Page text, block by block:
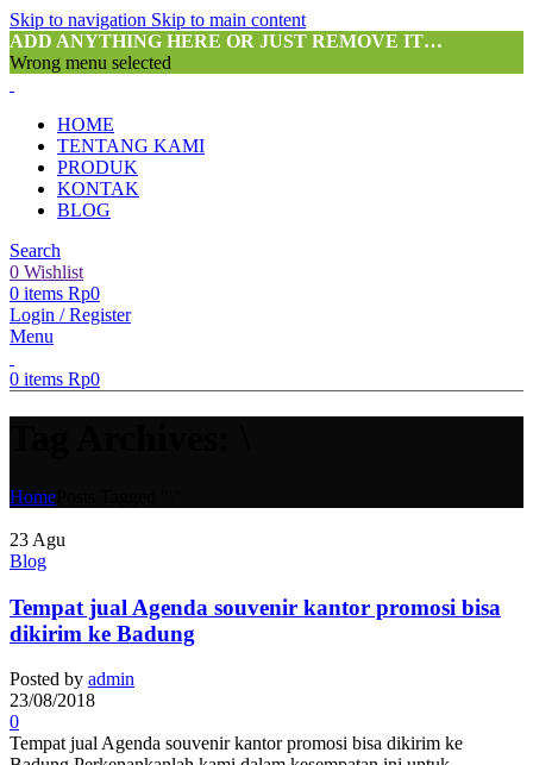
Skip to navigation Skip to main content
ADD ANYTHING HERE OR JUST REMOVE IT…
Wrong menu selected
HOME
TENTANG KAMI
PRODUK
KONTAK
BLOG
Search
0 Wishlist
0 items Rp0
Login / Register
Menu
0 items Rp0
Home
23 Agu
Blog
Tempat jual Agenda souvenir kantor promosi bisa
dikirim ke Badung
Posted by admin
23/08/2018
0
Tempat jual Agenda souvenir kantor promosi bisa dikirim ke